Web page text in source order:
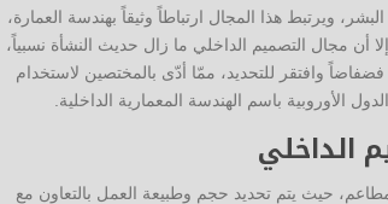
ويرتبط هذا المجال ارتباطاً وثيقاً بهندسة العمارة،
أن مجال التصميم الداخلي ما زال حديث النشأة نسبياً،
وافتقر للتحديد، ممّا أدّى بالمختصين لاستخدام
باسم الهندسة المعمارية الداخلية.
الداخلي
حيث يتم تحديد حجم وطبيعة العمل بالتعاون مع